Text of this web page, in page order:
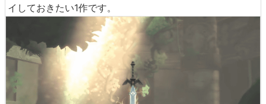
イしておきたい1作です。